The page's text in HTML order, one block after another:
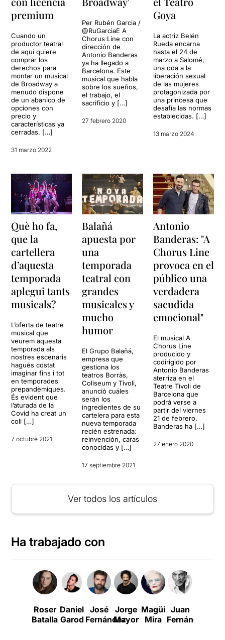
premium
Cuando un
productor teatral
de aquí quiere
comprar los
derechos para
montar un musical
de Broadway a
menudo dispone
de un abanico de
opciones con
precio y
características ya
cerradas. […]
31 marzo 2022
Per Rubén Garcia /
@RuGarciaE A
Chorus Line con
dirección de
Antonio Banderas
ya ha llegado a
Barcelona. Este
musical que habla
sobre los sueños,
el trabajo, el
sacrificio y […]
27 febrero 2020
Goya
La actriz Belén
Rueda encarna
hasta el 24 de
marzo a Salomé,
una oda a la
liberación sexual
de las mujeres
protagonizada por
una princesa que
desafía las normas
establecidas. […]
13 marzo 2024
Què ho fa,
que la
cartellera
d’aquesta
temporada
aplegui tants
musicals?
L’oferta de teatre
musical que
veurem aquesta
temporada als
nostres escenaris
hagués costat
imaginar fins i tot
en temporades
prepandèmiques.
És evident que
l’aturada de la
Covid ha creat un
coll […]
7 octubre 2021
Balañá
apuesta por
una
temporada
teatral con
grandes
musicales y
mucho
humor
El Grupo Balañá,
empresa que
gestiona los
teatros Borràs,
Coliseum y Tívoli,
anunció cuáles
serán los
ingredientes de su
cartelera para esta
nueva temporada
recién estrenada:
reinvención, caras
conocidas y […]
17 septiembre 2021
Antonio
Banderas: "A
Chorus Line
provoca en el
público una
verdadera
sacudida
emocional"
El musical A
Chorus Line
producido y
codirigido por
Antonio Banderas
aterriza en el
Teatre Tívoli de
Barcelona que
podrá verse a
partir del viernes
21 de febrero.
Banderas ha […]
27 enero 2020
Ver todos los artículos
Ha trabajado con
Roser
Batalla
Daniel
Garod
José
Fernández
Jorge
Mayor
Magüi
Mira
Juan
Fernández